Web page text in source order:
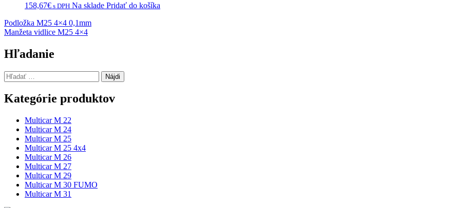
158,67€ s DPH Na sklade Pridať do košíka
Navigácia
v
článku
Podložka M25 4×4 0,1mm
Manžeta vidlice M25 4×4
Hľadanie
Hľadať:
Kategórie produktov
Multicar M 22
Multicar M 24
Multicar M 25
Multicar M 25 4x4
Multicar M 26
Multicar M 27
Multicar M 29
Multicar M 30 FUMO
Multicar M 31